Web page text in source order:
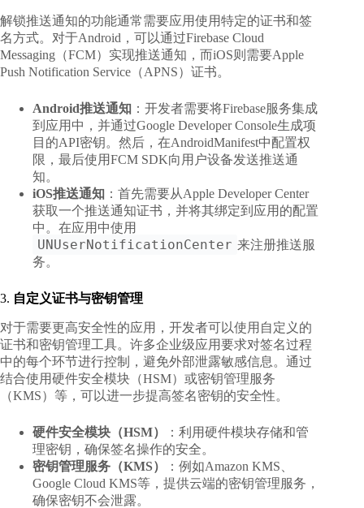
解锁推送通知的功能通常需要应用使用特定的证书和签
名方式。对于Android，可以通过Firebase Cloud
Messaging（FCM）实现推送通知，而iOS则需要Apple
Push Notification Service（APNS）证书。
Android推送通知 ：开发者需要将Firebase服务集成
到应用中，并通过Google Developer Console生成项
目的API密钥。然后，在AndroidManifest中配置权
限，最后使用FCM SDK向用户设备发送推送通
知。
iOS推送通知 ：首先需要从Apple Developer Center
获取一个推送通知证书，并将其绑定到应用的配置
中。在应用中使用
UNUserNotificationCenter 来注册推送服
务。
3. 自定义证书与密钥管理
对于需要更高安全性的应用，开发者可以使用自定义的
证书和密钥管理工具。许多企业级应用要求对签名过程
中的每个环节进行控制，避免外部泄露敏感信息。通过
结合使用硬件安全模块（HSM）或密钥管理服务
（KMS）等，可以进一步提高签名密钥的安全性。
硬件安全模块（HSM）
：利用硬件模块存储和管
理密钥，确保签名操作的安全。
密钥管理服务（KMS）
：例如Amazon KMS、
Google Cloud KMS等，提供云端的密钥管理服务，
确保密钥不会泄露。